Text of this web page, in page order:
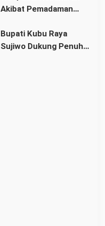
Kepemimpinan Orang
Akibat Pemadaman
Warga Diminta Cek
Instalasi Rumah
Bupati Kubu Raya
Sujiwo Dukung Penuh